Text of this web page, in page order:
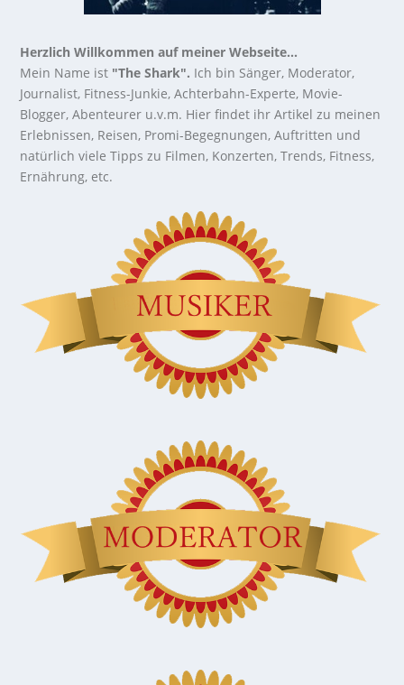
Herzlich Willkommen auf meiner Webseite...
Mein Name ist "The Shark". Ich bin Sänger, Moderator,
Journalist, Fitness-Junkie, Achterbahn-Experte, Movie-
Blogger, Abenteurer u.v.m. Hier findet ihr Artikel zu meinen
Erlebnissen, Reisen, Promi-Begegnungen, Auftritten und
natürlich viele Tipps zu Filmen, Konzerten, Trends, Fitness,
Ernährung, etc.